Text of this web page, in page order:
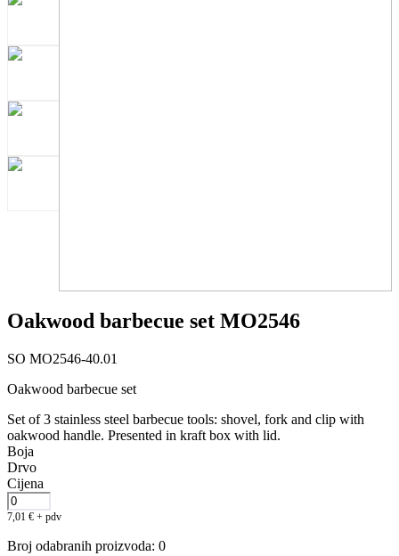
Oakwood barbecue set MO2546
SO MO2546-40.01
Oakwood barbecue set
Set of 3 stainless steel barbecue tools: shovel, fork and clip with
oakwood handle. Presented in kraft box with lid.
Boja
Drvo
Cijena
7,01 € + pdv
Broj odabranih proizvoda: 0